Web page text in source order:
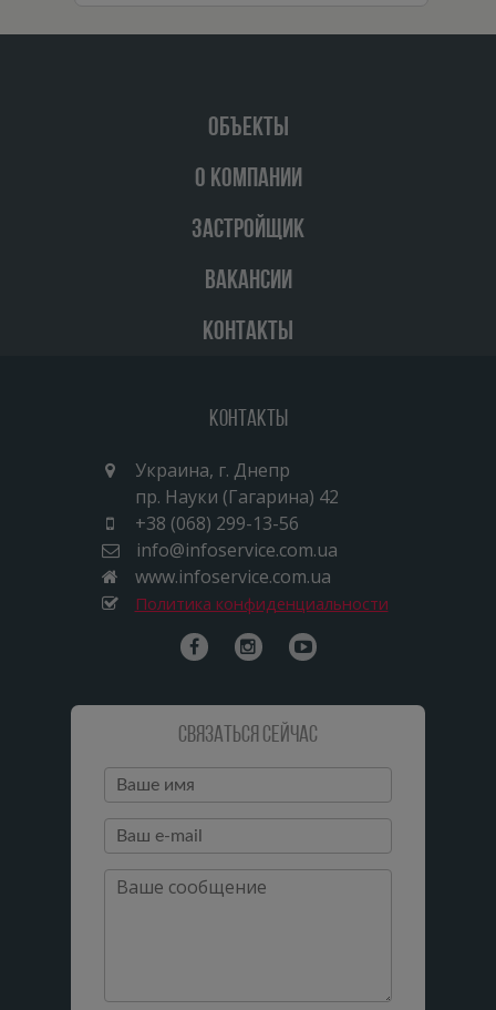
ОБЪЕКТЫ
О КОМПАНИИ
ЗАСТРОЙЩИК
ВАКАНСИИ
КОНТАКТЫ
Контакты
Украина, г. Днепр
пр. Науки (Гагарина) 42
+38 (068) 299-13-56
info@infoservice.com.ua
www.infoservice.com.ua
Политика конфиденциальности
Связаться сейчас